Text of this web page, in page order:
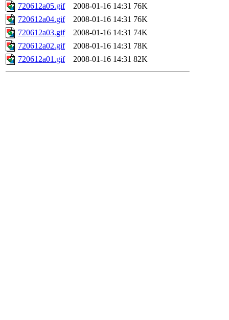
720612a05.gif
2008-01-16 14:31 76K
720612a04.gif
2008-01-16 14:31 76K
720612a03.gif
2008-01-16 14:31 74K
720612a02.gif
2008-01-16 14:31 78K
720612a01.gif
2008-01-16 14:31 82K